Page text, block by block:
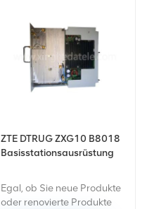
ZTE DTRUG ZXG10 B8018
Basisstationsausrüstung
Egal, ob Sie neue Produkte
oder renovierte Produkte